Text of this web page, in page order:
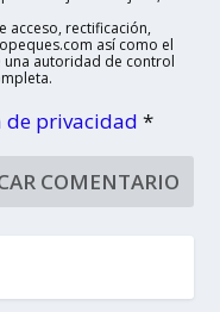
acceso, rectificación,
así como el
una autoridad de control
de privacidad*